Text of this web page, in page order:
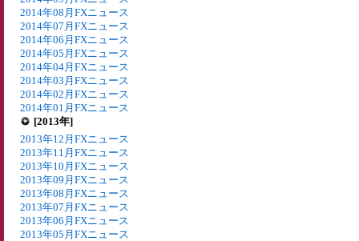
2014年08月FXニュース
2014年07月FXニュース
2014年06月FXニュース
2014年05月FXニュース
2014年04月FXニュース
2014年03月FXニュース
2014年02月FXニュース
2014年01月FXニュース
[2013年]
2013年12月FXニュース
2013年11月FXニュース
2013年10月FXニュース
2013年09月FXニュース
2013年08月FXニュース
2013年07月FXニュース
2013年06月FXニュース
2013年05月FXニュース